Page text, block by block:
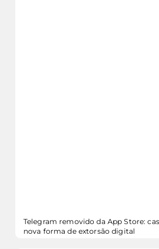
Telegram removido da App Store:
nova forma de extorsão digital